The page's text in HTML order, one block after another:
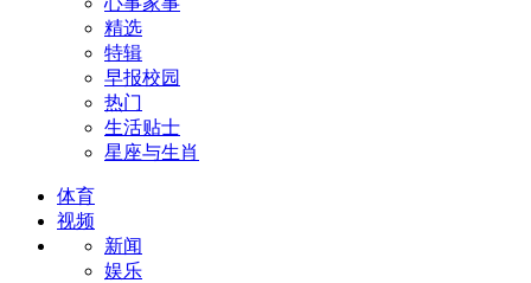
精选
特辑
早报校园
热门
生活贴士
星座与生肖
体育
视频
新闻
娱乐